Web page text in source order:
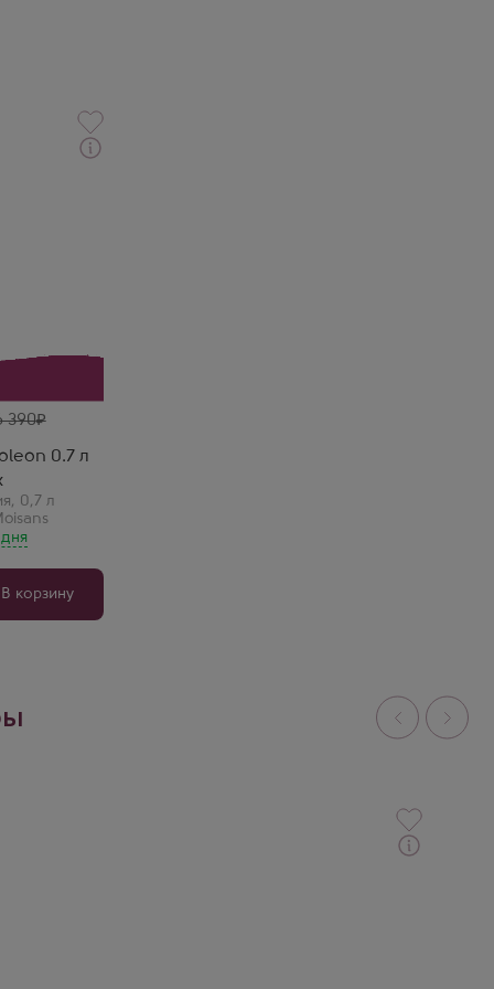
390
0.7 л
, 0,7 л
В корзину